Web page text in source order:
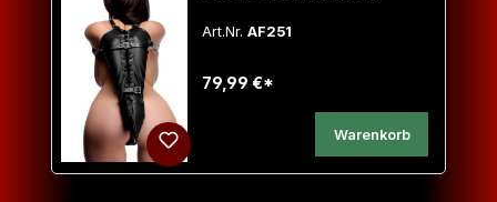
Art.Nr. AF251
79,99 €*
Warenkorb